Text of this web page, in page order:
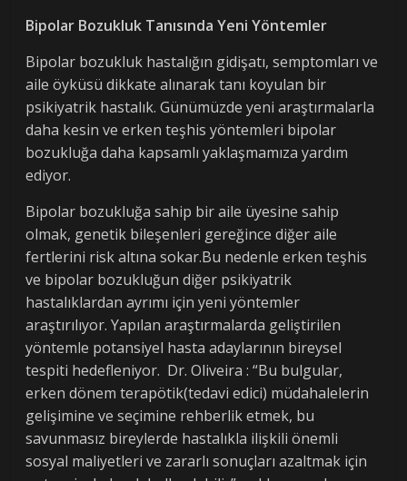
Bipolar Bozukluk Tanısında Yeni Yöntemler
Bipolar bozukluk hastalığın gidişatı, semptomları ve
aile öyküsü dikkate alınarak tanı koyulan bir
psikiyatrik hastalık. Günümüzde yeni araştırmalarla
daha kesin ve erken teşhis yöntemleri bipolar
bozukluğa daha kapsamlı yaklaşmamıza yardım
ediyor.
Bipolar bozukluğa sahip bir aile üyesine sahip
olmak, genetik bileşenleri gereğince diğer aile
fertlerini risk altına sokar.Bu nedenle erken teşhis
ve bipolar bozukluğun diğer psikiyatrik
hastalıklardan ayrımı için yeni yöntemler
araştırılıyor. Yapılan araştırmalarda geliştirilen
yöntemle potansiyel hasta adaylarının bireysel
tespiti hedefleniyor. Dr. Oliveira : “Bu bulgular,
erken dönem terapötik(tedavi edici) müdahalelerin
gelişimine ve seçimine rehberlik etmek, bu
savunmasız bireylerde hastalıkla ilişkili önemli
sosyal maliyetleri ve zararlı sonuçları azaltmak için